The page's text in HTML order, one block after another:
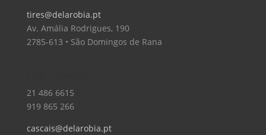
tires@delarobia.pt
Av. Amália Rodrigues, 190
2785-613 • São Domingos de Rana
21 486 6615
919 865 266
cascais@delarobia.pt